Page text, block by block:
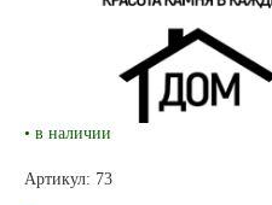
• в наличии
Артикул: 73